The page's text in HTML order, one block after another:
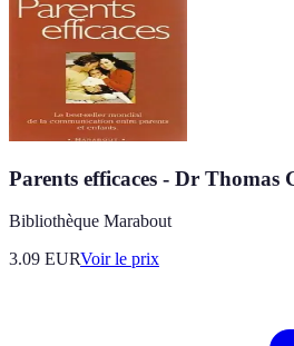
Parents efficaces - Dr Thomas
Bibliothèque Marabout
3.09 EURVoir le prix